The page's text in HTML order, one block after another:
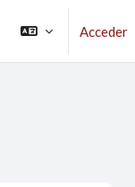
Acceder